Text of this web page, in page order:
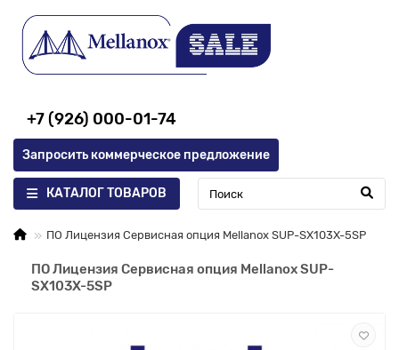
+7 (926) 000-01-74
Запросить коммерческое предложение
КАТАЛОГ ТОВАРОВ
ПО Лицензия Сервисная опция Mellanox SUP-SX103X-5SP
ПО Лицензия Сервисная опция Mellanox SUP-
SX103X-5SP